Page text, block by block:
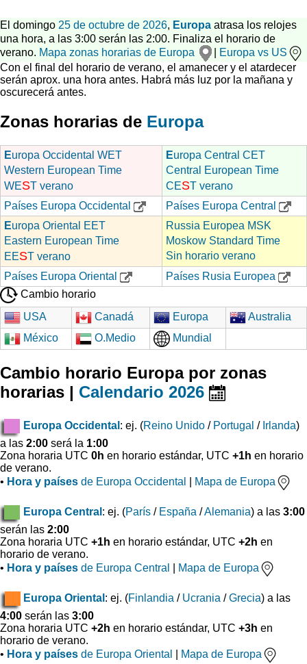
El domingo 25 de octubre de 2026, Europa atrasa los relojes
una hora, a las 3:00 serán las 2:00. Finaliza el horario de
verano. Mapa zonas horarias de Europa
Europa vs US
Con el final del horario de verano, el amanecer y el atardecer
serán aprox. una hora antes. Habrá más luz por la mañana y
oscurecerá antes.
Zonas horarias de Europa
Europa Occidental WET
Western European Time
WEST verano
Europa Central CET
Central European Time
CEST verano
Países Europa Occidental
Países Europa Central
Europa Oriental EET
Eastern European Time
EEST verano
Russia Europea MSK
Moskow Standard Time
Sin horario verano
Países Europa Oriental
Países Rusia Europea
Cambio horario
USA
Canadá Europa
Australia
México
O.Medio Mundial
Cambio horario Europa por zonas
horarias | Calendario 2026
Europa Occidental : ej. (Reino Unido / Portugal / Irlanda)
a las 2:00 será la 1:00
Zona horaria UTC 0h en horario estándar, UTC +1h en horario
de verano.
• Hora y países de Europa Occidental Mapa de Europa
Europa Central : ej. (París / España /Alemania) a las 3:00
serán las 2:00
Zona horaria UTC +1h en horario estándar, UTC +2h en
horario de verano.
• Hora y países de Europa Central Mapa de Europa
Europa Oriental : ej. (Finlandia / Ucrania /Grecia) a las
4:00 serán las 3:00
Zona horaria UTC +2h en horario estándar, UTC +3h en
horario de verano.
• Hora y países de Europa Oriental Mapa de Europa